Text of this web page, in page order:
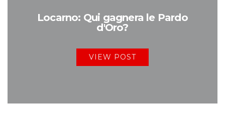
Locarno: Qui gagnera le Pardo
d'Oro?
VIEW POST